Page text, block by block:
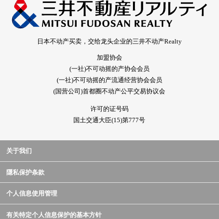
日本不动产买卖，交给龙头企业的三井不动产Realty
加盟协会
(一社)不可动摇的产协会会员
(一社)不可动摇的产流通经营协会会员
(国营公司)首都圈不动产公平交易协议会
许可的证号码
国土交通大臣(15)第777号
关于我们
隱私保护条款
个人信息使用管理
有关特定个人信息保护的基本方针